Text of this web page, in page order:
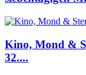
Kino, Mond &
32....